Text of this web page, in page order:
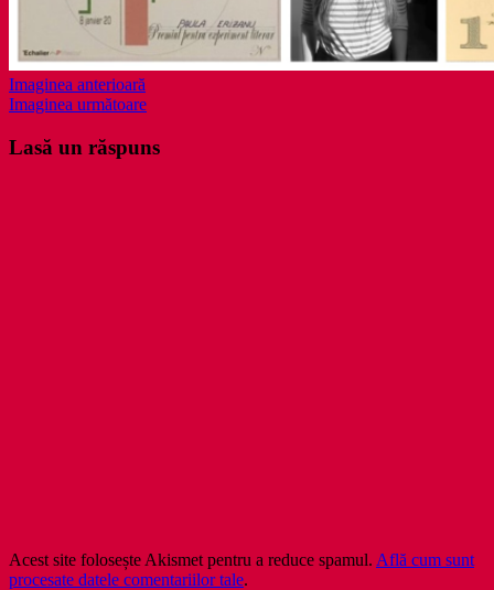
Imaginea anterioară
Imaginea următoare
Lasă un răspuns
Acest site folosește Akismet pentru a reduce spamul. Află cum sunt
procesate datele comentariilor tale.